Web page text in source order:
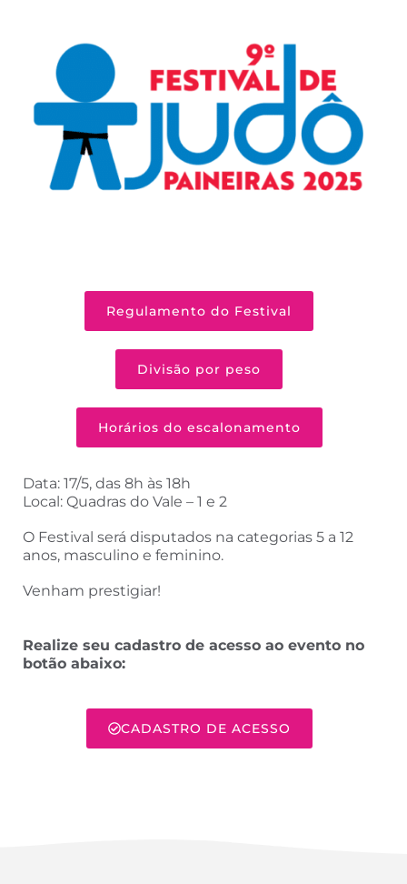
Regulamento do Festival
Divisão por peso
Horários do escalonamento
Data: 17/5, das 8h às 18h
Local: Quadras do Vale – 1 e 2
O Festival será disputados na categorias 5 a 12
anos, masculino e feminino.
Venham prestigiar!
Realize seu cadastro de acesso ao evento no
botão abaixo:
CADASTRO DE ACESSO